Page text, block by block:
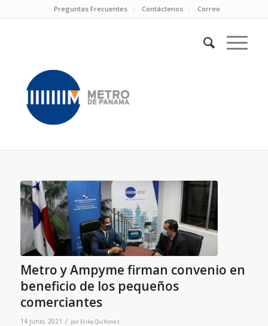
Preguntas Frecuentes Contáctenos Correo
Metro y Ampyme firman convenio en
beneficio de los pequeños
comerciantes
14 junio, 2021 / por Erika Quiñones